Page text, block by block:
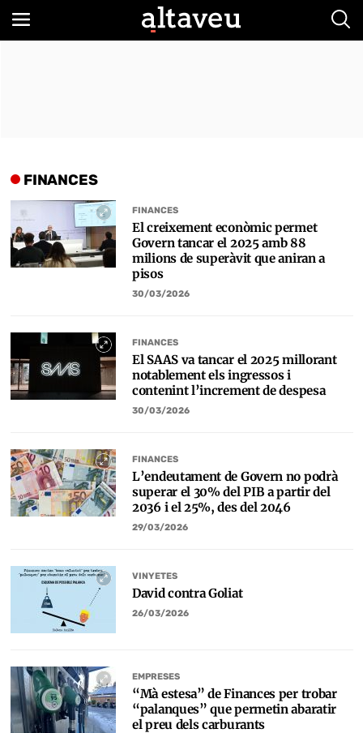
FINANCES
FINANCES
El creixement econòmic permet
Govern tancar el 2025 amb 88
milions de superàvit que aniran a
pisos
30/03/2026
FINANCES
El SAAS va tancar el 2025 millorant
notablement els ingressos i
contenint l’increment de despesa
30/03/2026
FINANCES
L’endeutament de Govern no podrà
superar el 30% del PIB a partir del
2036 i el 25%, des del 2046
29/03/2026
VINYETES
David contra Goliat
26/03/2026
EMPRESES
“Mà estesa” de Finances per trobar
“palanques” que permetin abaratir
el preu dels carburants